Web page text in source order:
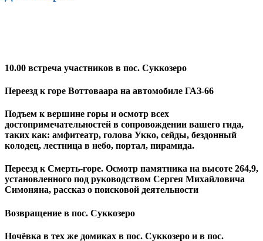
10.00 встреча участников в пос. Суккозеро
Переезд к горе Воттоваара на автомобиле ГАЗ-66
Подъем к вершине горы и осмотр всех
достопримечательностей в сопровождении вашего гида,
таких как: амфитеатр, голова Укко, сейды, бездонный
колодец, лестница в небо, портал, пирамида.
Переезд к Смерть-горе. Осмотр памятника на высоте 264,9,
установленного под руководством Сергея Михайловича
Симоняна, рассказ о поисковой деятельности
Возвращение в пос. Суккозеро
Ночёвка в тех же домиках в пос. Суккозеро и в пос.